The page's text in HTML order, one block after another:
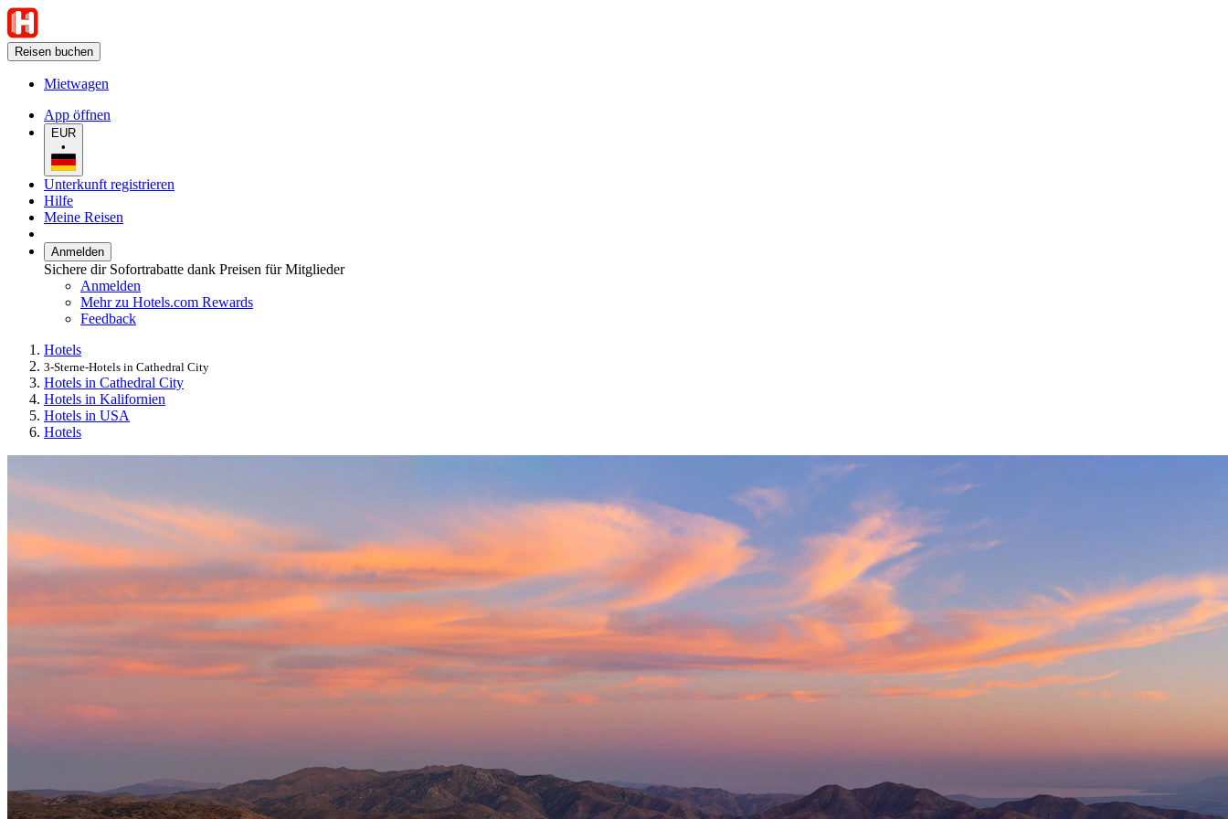
Reisen buchen
Mietwagen
App öffnen
EUR
•
Unterkunft registrieren
Hilfe
Meine Reisen
Anmelden
Sichere dir Sofortrabatte dank Preisen für Mitglieder
Anmelden
Mehr zu Hotels.com Rewards
Feedback
Hotels
3-Sterne-Hotels in Cathedral City
Hotels in Cathedral City
Hotels in Kalifornien
Hotels in USA
Hotels